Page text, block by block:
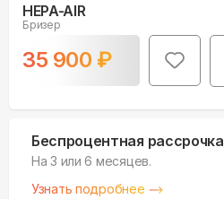
HEPA-AIR
Бризер
35 900 ₽
Беспроцентная рассрочка
На 3 или 6 месяцев.
Узнать подробнее